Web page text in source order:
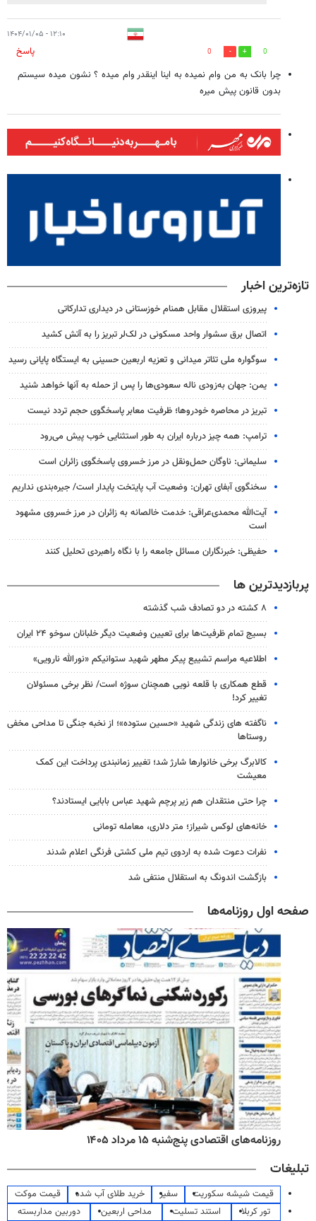
۱۲:۱۰ - ۱۴۰۴/۰۱/۰۵
0
0
پاسخ
چرا بانک به من وام نمیده به اینا اینقدر وام میده ؟ نشون میده سیستم
بدون قانون پیش میره
تازه‌ترین اخبار
پیروزی استقلال مقابل همنام خوزستانی در دیداری تدارکاتی
اتصال برق سشوار واحد مسکونی در لک‌لر تبریز را به آتش کشید
سوگواره ملی تئاتر میدانی و تعزیه اربعین حسینی به ایستگاه پایانی رسید
یمن: جهان به‌زودی ناله سعودی‌ها را پس از حمله به آنها خواهد شنید
تبریز در محاصره خودروها؛ ظرفیت معابر پاسخگوی حجم تردد نیست
ترامپ: همه چیز درباره ایران به طور استثنایی خوب پیش می‌رود
سلیمانی: ناوگان حمل‌ونقل در مرز خسروی پاسخگوی زائران است
سخنگوی آبفای تهران: وضعیت آب پایتخت پایدار است/ جیره‌بندی نداریم
آیت‌الله محمدی‌عراقی: خدمت خالصانه به زائران در مرز خسروی مشهود
است
حفیظی: خبرنگاران مسائل جامعه را با نگاه راهبردی تحلیل کنند
پربازدیدترین ها
۸ کشته در دو تصادف شب گذشته
بسیج تمام ظرفیت‌ها برای تعیین وضعیت دیگر خلبانان سوخو ۲۴ ایران
اطلاعیه مراسم تشییع پیکر مطهر شهید ستوانیکم «نورالله نارویی»
قطع همکاری با قلعه نویی همچنان سوژه است/ نظر برخی مسئولان
تغییر کرد!
ناگفته های زندگی شهید «حسین ستوده»؛ از نخبه جنگی تا مداحی مخفی
روستاها
کالابرگ برخی خانوارها شارژ شد؛ تغییر زمانبندی پرداخت این کمک
معیشت
چرا حتی منتقدان هم زیر پرچم شهید عباس بابایی ایستادند؟
خانه‌های لوکس شیراز؛ متر دلاری، معامله تومانی
نفرات دعوت شده به اردوی تیم ملی کشتی فرنگی اعلام شدند
بازگشت اندونگ به استقلال منتفی شد
صفحه اول روزنامه‌ها
روزنامه‌های اقتصادی پنج‌شنبه ۱۵ مرداد ۱۴۰۵
تبلیغات
قیمت شیشه سکوریت سفیر خرید طلای آب شده
قیمت موکت
تور کربلا
استند تسلیت مداحی اربعین
دوربین مداربسته